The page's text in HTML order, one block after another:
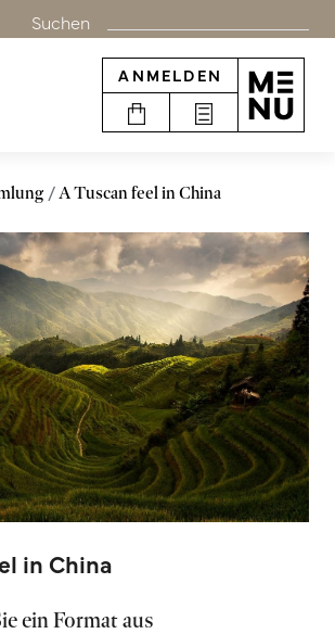
Suchen
ANMELDEN
A Tuscan feel in China
in China
ein Format aus